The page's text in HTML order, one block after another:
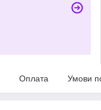
Оплата Умови